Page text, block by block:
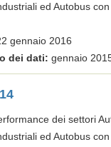
ed Autobus
gennaio 2016
dei dati: gennaio
dei settori
ed Autobus